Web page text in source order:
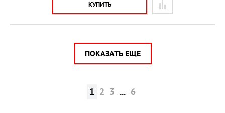
КУПИТЬ
ПОКАЗАТЬ ЕЩЕ
1 2 3 ... 6